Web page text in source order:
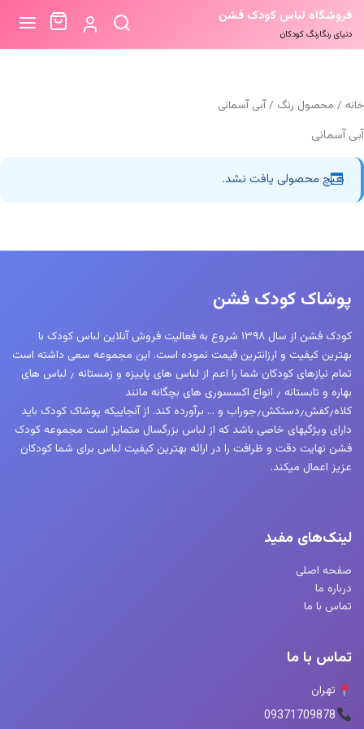
فروشگاه لباس کودک فشن
دنیای رنگارنگ کودکان
خانه / محصول رنگ / آبی آسمانی
آبی آسمانی
هیچ محصولی یافت نشد.
پوشاک کودک فشن
کودک فشن از سال ۱۳۹۸ شروع به فعالیت فروش آنلاین لباس کودک با
بهترین کیفیت و ارزانترین قیمت نموده است. این مجموعه سعی داشته است
تمام نیازهای کودکان شما را اعم از لباس های پاییزه و زمستانه ٫ لباس های
بهاره و تابستانه ٫ انواع اکسسوری های بچگانه مانند
کلاه٫کفش٫دستکش٫جوراب و … برآورده کند. از آنجاییکه پوشاک کودک باید
دارای ویژگیهای خاصی باشد که از لباس بزرگسال متمایز است مجموعه کودک
فشن نهایت دقت و ظرافت را در ارائه بهترین کیفیت لباس برای شما کودکان
عزیز اعمال میکند.
لینک‌های مفید
صفحه اصلی
درباره ما
تماس با ما
تماس با ما
تهران
09371709878